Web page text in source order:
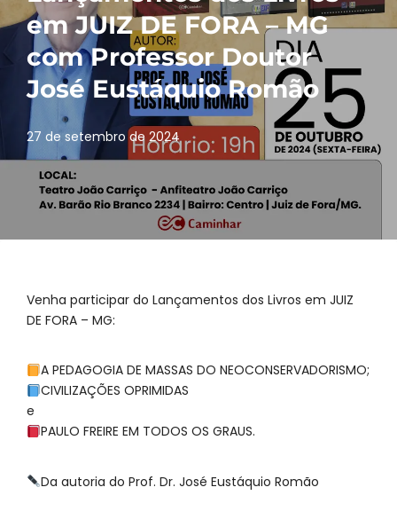
em JUIZ DE FORA – MG
com Professor Doutor
José Eustáquio Romão
27 de setembro de 2024
Venha participar do Lançamentos dos Livros em JUIZ
DE FORA – MG:
A PEDAGOGIA DE MASSAS DO NEOCONSERVADORISMO;
CIVILIZAÇÕES OPRIMIDAS
e
PAULO FREIRE EM TODOS OS GRAUS.
Da autoria do Prof. Dr. José Eustáquio Romão